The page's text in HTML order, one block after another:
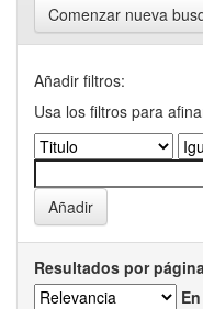
Comenzar nueva
Añadir filtros:
Usa los filtros para
Resultados por